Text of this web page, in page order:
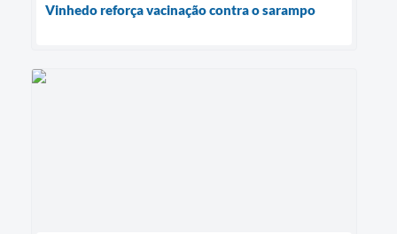
Vinhedo reforça vacinação contra o sarampo